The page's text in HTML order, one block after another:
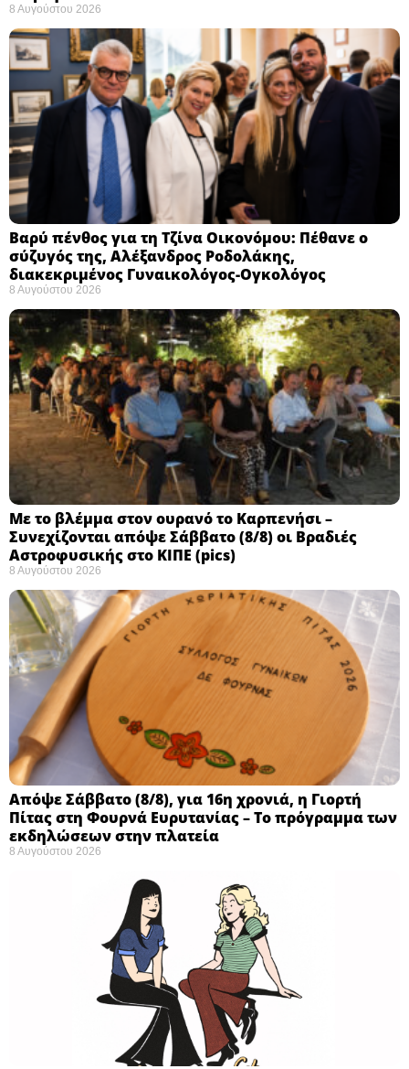
8 Αυγούστου 2026
Βαρύ πένθος για τη Τζίνα Οικονόμου: Πέθανε ο
σύζυγός της, Αλέξανδρος Ροδολάκης,
διακεκριμένος Γυναικολόγος-Ογκολόγος
8 Αυγούστου 2026
Με το βλέμμα στον ουρανό το Καρπενήσι –
Συνεχίζονται απόψε Σάββατο (8/8) οι Βραδιές
Αστροφυσικής στο ΚΙΠΕ (pics)
8 Αυγούστου 2026
Απόψε Σάββατο (8/8), για 16η χρονιά, η Γιορτή
Πίτας στη Φουρνά Ευρυτανίας – Το πρόγραμμα των
εκδηλώσεων στην πλατεία
8 Αυγούστου 2026